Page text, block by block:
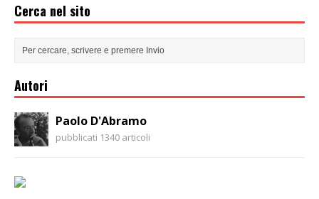
Cerca nel sito
Autori
Paolo D'Abramo
pubblicati 1340 articoli